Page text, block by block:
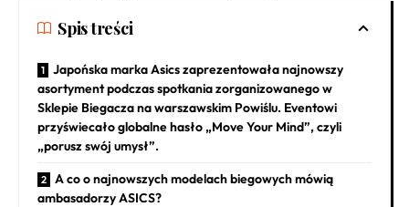
Spis treści
Japońska marka Asics zaprezentowała najnowszy
asortyment podczas spotkania zorganizowanego w
Sklepie Biegacza na warszawskim Powiślu. Eventowi
przyświecało globalne hasło „Move Your Mind”, czyli
„porusz swój umysł”.
A co o najnowszych modelach biegowych mówią
ambasadorzy ASICS?